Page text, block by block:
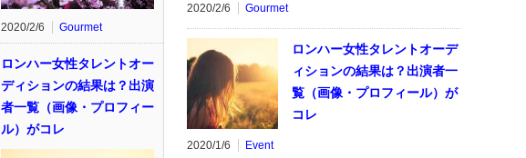
2020/2/6 Gourmet
ロンハー女性タレントオー
ディションの結果は？出演
者一覧（画像・プロフィー
ル）がコレ
2020/2/6 Gourmet
ロンハー女性タレントオーデ
ィションの結果は？出演者一
覧（画像・プロフィール）が
コレ
2020/1/6 Event